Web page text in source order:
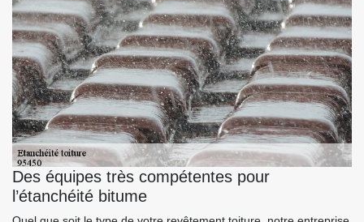
Des équipes très compétentes pour
l’étanchéité bitume